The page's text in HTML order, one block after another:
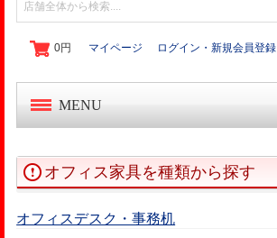
0円 マイページ ログイン・新規会員登録
MENU
新品オフィス家具
オフィス家具を種類から探す
オフィスデスク・事務机